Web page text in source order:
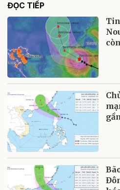
ĐỌC TIẾP